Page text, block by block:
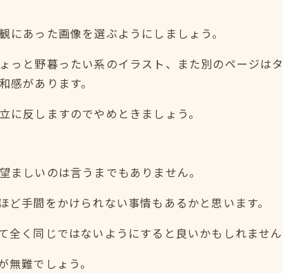
あった画像を選ぶようにしましょう。
っと野暮ったい系のイラスト、また別のページは
があります。
反しますのでやめときましょう。
しいのは言うまでもありません。
手間をかけられない事情もあるかと思います。
く同じではないようにすると良いかもしれません
難でしょう。